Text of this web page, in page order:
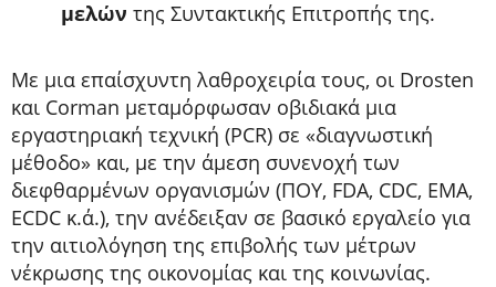
μελών της Συντακτικής Επιτροπής της.
Με μια επαίσχυντη λαθροχειρία τους, οι Drosten
και Corman μεταμόρφωσαν οβιδιακά μια
εργαστηριακή τεχνική (PCR) σε «διαγνωστική
μέθοδο» και, με την άμεση συνενοχή των
διεφθαρμένων οργανισμών (ΠΟΥ, FDA, CDC, ΕΜΑ,
ECDC κ.ά.), την ανέδειξαν σε βασικό εργαλείο για
την αιτιολόγηση της επιβολής των μέτρων
νέκρωσης της οικονομίας και της κοινωνίας.